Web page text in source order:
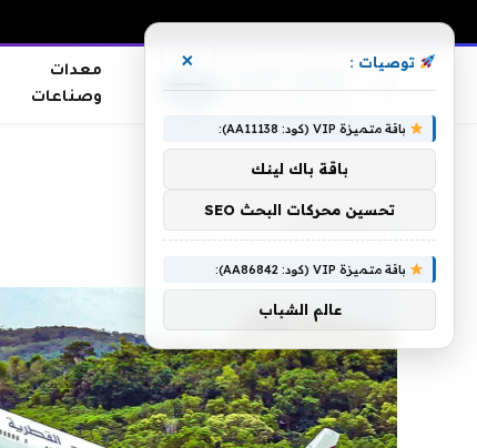
معدات
وصناعات
البريطاني
توصيات : ×
باقة متميزة VIP (كود: AA11138):
باقة باك لينك
تحسين محركات البحث SEO
باقة متميزة VIP (كود: AA86842):
عالم الشباب